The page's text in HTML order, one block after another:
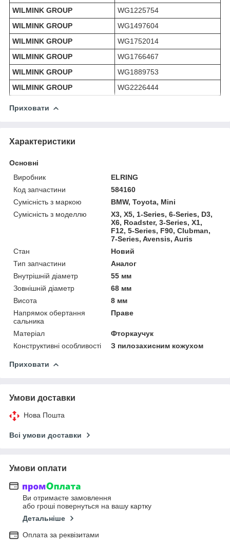
WILMINK GROUP
WG1225754
WILMINK GROUP
WG1497604
WILMINK GROUP
WG1752014
WILMINK GROUP
WG1766467
WILMINK GROUP
WG1889753
WILMINK GROUP
WG2226444
Приховати
Характеристики
Основні
Виробник
ELRING
Код запчастини
584160
Сумісність з маркою
BMW, Toyota, Mini
Сумісність з моделлю
X3, X5, 1-Series, 6-Series, D3,
X6, Roadster, 3-Series, X1,
F12, 5-Series, F90, Clubman,
7-Series, Avensis, Auris
Стан
Новий
Тип запчастини
Аналог
Внутрішній діаметр
55 мм
Зовнішній діаметр
68 мм
Висота
8 мм
Напрямок обертання
сальника
Праве
Матеріал
Фторкаучук
Конструктивні особливості
З пилозахисним кожухом
Приховати
Умови доставки
Нова Пошта
Всі умови доставки
Умови оплати
Ви отримаєте замовлення
або гроші повернуться на вашу картку
Детальніше
Оплата за реквізитами